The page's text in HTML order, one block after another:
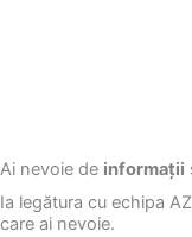
Ai nevoie de informații
Ia legătura cu echipa
care ai nevoie.